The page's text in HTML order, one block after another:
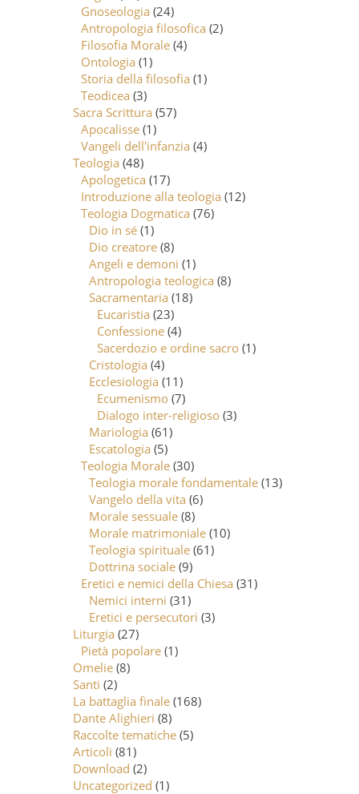
Gnoseologia (24)
Antropologia filosofica (2)
Filosofia Morale (4)
Ontologia (1)
Storia della filosofia (1)
Teodicea (3)
Sacra Scrittura (57)
Apocalisse (1)
Vangeli dell'infanzia (4)
Teologia (48)
Apologetica (17)
Introduzione alla teologia (12)
Teologia Dogmatica (76)
Dio in sé (1)
Dio creatore (8)
Angeli e demoni (1)
Antropologia teologica (8)
Sacramentaria (18)
Eucaristia (23)
Confessione (4)
Sacerdozio e ordine sacro (1)
Cristologia (4)
Ecclesiologia (11)
Ecumenismo (7)
Dialogo inter-religioso (3)
Mariologia (61)
Escatologia (5)
Teologia Morale (30)
Teologia morale fondamentale (13)
Vangelo della vita (6)
Morale sessuale (8)
Morale matrimoniale (10)
Teologia spirituale (61)
Dottrina sociale (9)
Eretici e nemici della Chiesa (31)
Nemici interni (31)
Eretici e persecutori (3)
Liturgia (27)
Pietà popolare (1)
Omelie (8)
Santi (2)
La battaglia finale (168)
Dante Alighieri (8)
Raccolte tematiche (5)
Articoli (81)
Download (2)
Uncategorized (1)